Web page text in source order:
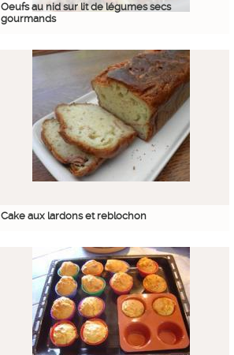
Oeufs au nid sur lit de légumes secs
gourmands
Cake aux lardons et reblochon